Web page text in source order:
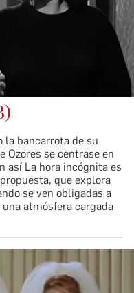
la bancarrota de su
Ozores se centrase en
así La hora incógnita es
que explora
se ven obligadas a
atmósfera cargada